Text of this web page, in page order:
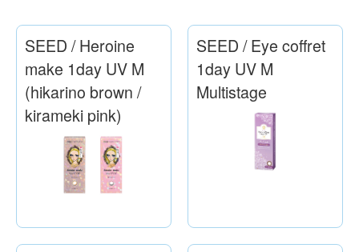
SEED / Heroine
make 1day UV M
(hikarino brown /
kirameki pink)
SEED / Eye coffret
1day UV M
Multistage